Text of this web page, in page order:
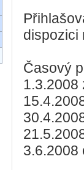
Časový
1.3.2008
3.6.2008